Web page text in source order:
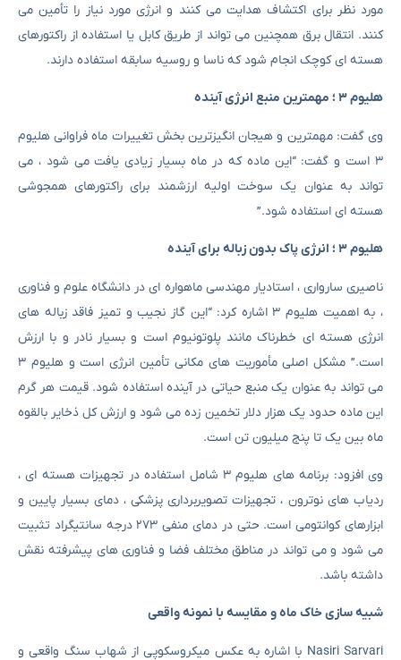
مورد نظر برای اکتشاف هدایت می کنند و انرژی مورد نیاز را تأمین می
کنند. انتقال برق همچنین می تواند از طریق کابل یا استفاده از راکتورهای
هسته ای کوچک انجام شود که ناسا و روسیه سابقه استفاده دارند.
هلیوم ۳ ؛ مهمترین منبع انرژی آینده
وی گفت: مهمترین و هیجان انگیزترین بخش تغییرات ماه فراوانی هلیوم
۳ است و گفت: “این ماده که در ماه بسیار زیادی یافت می شود ، می
تواند به عنوان یک سوخت اولیه ارزشمند برای راکتورهای همجوشی
هسته ای استفاده شود.”
هلیوم ۳ ؛ انرژی پاک بدون زباله برای آینده
ناصیری سارواری ، استادیار مهندسی ماهواره ای در دانشگاه علوم و فناوری
، به اهمیت هلیوم ۳ اشاره کرد: “این گاز نجیب و تمیز فاقد زباله های
انرژی هسته ای خطرناک مانند پلوتونیوم است و بسیار نادر و با ارزش
است.” مشکل اصلی مأموریت های مکانی تأمین انرژی است و هلیوم ۳
می تواند به عنوان یک منبع حیاتی در آینده استفاده شود. قیمت هر گرم
این ماده حدود یک هزار دلار تخمین زده می شود و ارزش کل ذخایر بالقوه
ماه بین یک تا پنج میلیون تن است.
وی افزود: برنامه های هلیوم ۳ شامل استفاده در تجهیزات هسته ای ،
ردیاب های نوترون ، تجهیزات تصویربرداری پزشکی ، دمای بسیار پایین و
ابزارهای کوانتومی است. حتی در دمای منفی ۲۷۳ درجه سانتیگراد تثبیت
می شود و می تواند در مناطق مختلف فضا و فناوری های پیشرفته نقش
داشته باشد.
شبیه سازی خاک ماه و مقایسه با نمونه واقعی
Nasiri Sarvari با اشاره به عکس میکروسکوپی از شهاب سنگ واقعی و